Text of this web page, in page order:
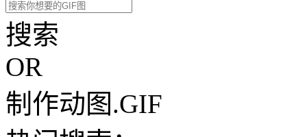
搜索
OR
制作动图.GIF